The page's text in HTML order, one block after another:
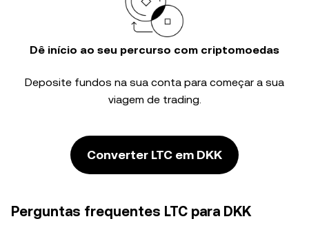
Dê início ao seu percurso com criptomoedas
Deposite fundos na sua conta para começar a sua
viagem de trading.
Converter LTC em DKK
Perguntas frequentes LTC para DKK